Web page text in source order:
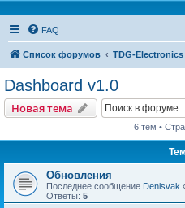
FAQ
Список форумов TDG-Electronics
Dashboard v1.0
Новая тема
6 тем •
Обновления
Последнее сообщение Denisvak
Ответы: 5